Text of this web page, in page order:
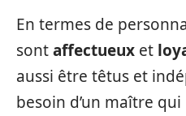
En termes de
sontaffectueux et
aussi être têtus et
besoin d’un maître